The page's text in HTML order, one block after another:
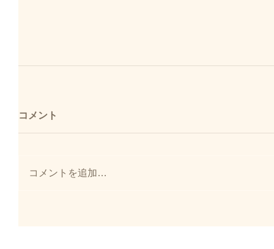
コメント
コメントを追加…